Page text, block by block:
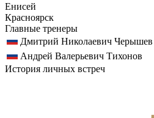
Енисей
Красноярск
Главные тренеры
Дмитрий Николаевич Черышев
Андрей Валерьевич Тихонов
История личных встреч